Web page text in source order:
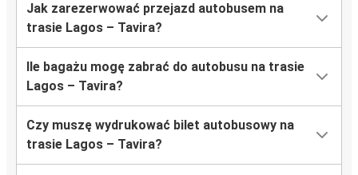
Jak zarezerwować przejazd autobusem na
trasie Lagos – Tavira?
Ile bagażu mogę zabrać do autobusu na trasie
Lagos – Tavira?
Czy muszę wydrukować bilet autobusowy na
trasie Lagos – Tavira?